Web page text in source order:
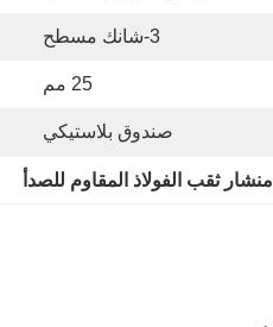
3-شانك مسطح
25 مم
صندوق بلاستيكي
منشار ثقب الفولاذ المقاوم للصدأ